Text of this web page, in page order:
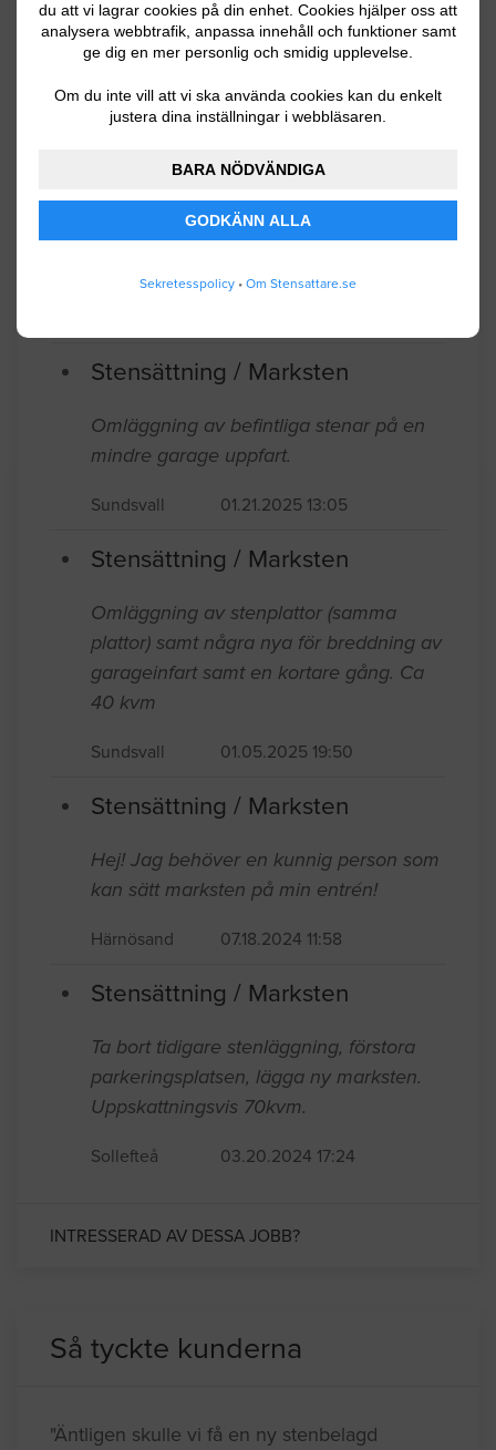
du att vi lagrar cookies på din enhet. Cookies hjälper oss att
analysera webbtrafik, anpassa innehåll och funktioner samt
ge dig en mer personlig och smidig upplevelse.
Om du inte vill att vi ska använda cookies kan du enkelt
justera dina inställningar i webbläsaren.
BARA NÖDVÄNDIGA
GODKÄNN ALLA
Sekretesspolicy • Om Stensattare.se
uppåt mot gatan så det är en del
grävande. Måttet är 140cm djup samt
Sundsvall 07.04.2025 08:38
Stensättning / Marksten
10m x 5 m bredvid garage samt framför
Stensättning / Marksten
Omläggning av befintliga stenar på en
mindre garage uppfart.
Sundsvall 01.21.2025 13:05
Stensättning / Marksten
Omläggning av stenplattor (samma
plattor) samt några nya för breddning av
garageinfart samt en kortare gång. Ca
40 kvm
Sundsvall 01.05.2025 19:50
Stensättning / Marksten
Hej! Jag behöver en kunnig person som
kan sätt marksten på min entrén!
Härnösand 07.18.2024 11:58
Stensättning / Marksten
Ta bort tidigare stenläggning, förstora
parkeringsplatsen, lägga ny marksten.
Uppskattningsvis 70kvm.
Sollefteå 03.20.2024 17:24
INTRESSERAD AV DESSA JOBB?
Så tyckte kunderna
"Äntligen skulle vi få en ny stenbelagd